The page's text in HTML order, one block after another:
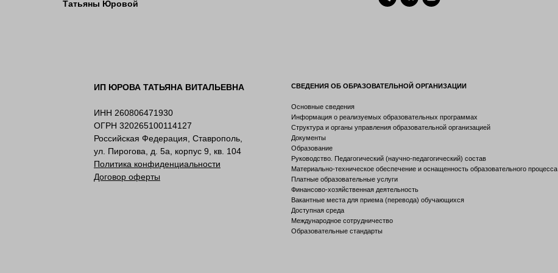
Татьяны Юровой
ИП ЮРОВА ТАТЬЯНА ВИТАЛЬЕВНА
ИНН 260806471930
ОГРН 320265100114127
Российская Федерация, Ставрополь,
ул. Пирогова, д. 5а, корпус 9, кв. 104
Политика конфиденциальности
Договор оферты
СВЕДЕНИЯ ОБ ОБРАЗОВАТЕЛЬНОЙ ОРГАНИЗАЦИИ
Основные сведения
Информация о реализуемых образовательных программах
Структура и органы управления образовательной организацией
Документы
Образование
Руководство. Педагогический (научно-педагогический) состав
Материально-техническое обеспечение и оснащенность образовательного процесса
Платные образовательные услуги
Финансово-хозяйственная деятельность
Вакантные места для приема (перевода) обучающихся
Доступная среда
Международное сотрудничество
Образовательные стандарты